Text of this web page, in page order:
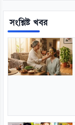
সংশ্লিষ্ট খবর